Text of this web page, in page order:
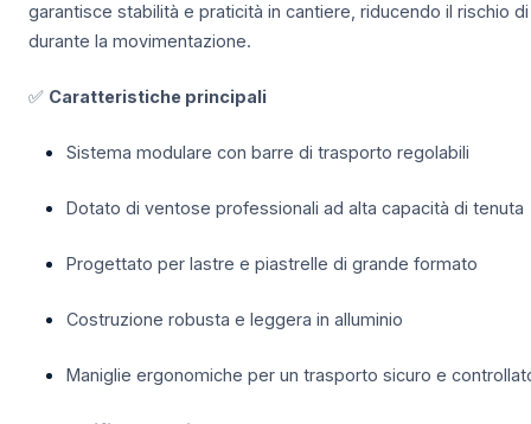
garantisce stabilità e praticità in cantiere, riducendo il rischio
durante la movimentazione.
✅ Caratteristiche principali
Sistema modulare con barre di trasporto regolabili
Dotato di ventose professionali ad alta capacità di tenuta
Progettato per lastre e piastrelle di grande formato
Costruzione robusta e leggera in alluminio
Maniglie ergonomiche per un trasporto sicuro e